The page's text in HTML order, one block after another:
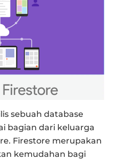
sebuah database
bagian dari keluarga
Firestore merupakan
kemudahan bagi